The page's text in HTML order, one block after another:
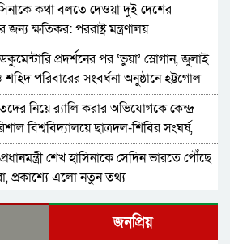
কথা বলতে দেওয়া দুই দেশের
জন্য ক্ষতিকর: পররাষ্ট্র মন্ত্রণালয়
প্রদর্শনের পর ‘ভুয়া’ স্লোগান, জুলাই
শহিদ পরিবারের সংবর্ধনা অনুষ্ঠানে হট্টগোল
নিয়ে র‍্যালি করার অভিযোগকে কেন্দ্র
বিশ্ববিদ্যালয়ে ছাত্রদল-শিবির সংঘর্ষ,
শেখ হাসিনাকে সেদিন ভারতে পৌঁছে
প্রকাশ্যে এলো নতুন তথ্য
থেকে বাদ পড়তে পারেন অনেকেই, নতুন করে
যেসব নাম
জনপ্রিয়